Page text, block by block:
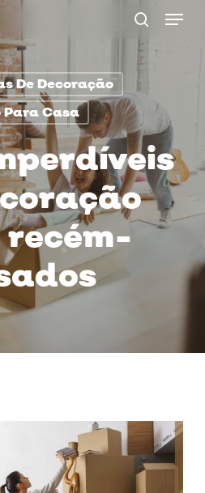
Menu
De Decoração
Para Casa